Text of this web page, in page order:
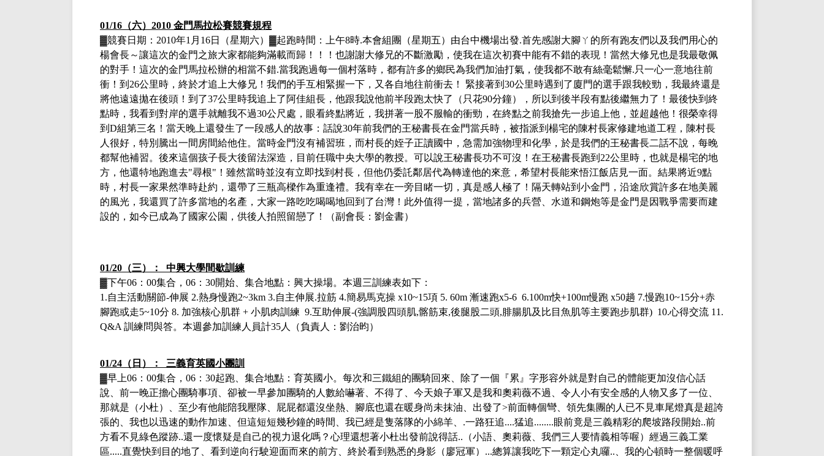
01/16（六）2010 金門馬拉松賽競賽規程
▓競賽日期： 2010年1月16日（星期六） ▓起跑時間： 上午8時.本會組團（星期五）由台中機場出發.首先感謝大腳ㄚ的所有跑友們以及我們用心的
楊會長～讓這次的金門之旅大家都能夠滿載而歸！！！也謝謝大修兄的不斷激勵，使我在這次初賽中能有不錯的表現！當然大修兄也是我最敬佩
的對手！這次的金門馬拉松辦的相當不錯.當我跑過每一個村落時，都有許多的鄉民為我們加油打氣，使我都不敢有絲毫鬆懈.只一心一意地往前
衝！到26公里時，終於才追上大修兄！我們的手互相緊握一下，又各自地往前衝去！
緊接著到 30公里時遇到了廈門的選手跟我較勁，我最終還是
將他遠遠拋在後頭！到了37公里時我追上了阿佳組長，他跟我說他前半段跑太快了（只花90分鐘），所以到後半段有點後繼無力了！最後快到終
點時，我看到對岸的選手就離我不過30公尺處，眼看終點將近，我拼著一股不服輸的衝勁，在終點之前我搶先一步追上他，並超越他！很榮幸得
到D組第三名！當天晚上還發生了一段感人的故事：話說30年前我們的王秘書長在金門當兵時，被指派到楊宅的陳村長家修建地道工程，陳村長
人很好，特別騰出一間房間給他住。當時金門沒有補習班，而村長的姪子正讀國中，急需加強物理和化學，於是我們的王秘書長二話不說，每晚
都幫他補習。後來這個孩子長大後留法深造，目前任職中央大學的教授。可以說王秘書長功不可沒！在王秘書長跑到22公里時，也就是楊宅的地
方，他還特地跑進去"尋根"！雖然當時並沒有立即找到村長，但他仍委託鄰居代為轉達他的來意，希望村長能來悟江飯店見一面。結果將近9點
時，村長一家果然準時赴約，還帶了三瓶高樑作為重逢禮。我有幸在一旁目睹一切，真是感人極了！隔天轉站到小金門，沿途欣賞許多在地美麗
的風光，我還買了許多當地的名產，大家一路吃吃喝喝地回到了台灣！此外值得一提，當地諸多的兵營、水道和鋼炮等是金門是因戰爭需要而建
設的，如今已成為了國家公園，供後人拍照留戀了！（副會長：劉金書）
01/20（三）： 中興大學間歇訓練
▓下午06：00集合，06：30開始、集合地點：興大操場。 本週三訓練表如下 ：
1.自主活動關節-伸展 2.熱身慢跑2~3km 3.自主伸展.拉筋 4.簡易馬克操 x10~15項 5. 60m 漸速跑x5-6 6.100m快+100m慢跑 x50趟 7.慢跑10~15分+赤
腳跑或走5~10分 8. 加強核心肌群 + 小肌肉訓練 9.互助伸展-(強調股四頭肌,髂筋束,後腿股二頭,腓腸肌及比目魚肌等主要跑步肌群) 10.心得交流 11.
Q&A 訓練問與答。 本週參加訓練人員計35人（負責人：劉治昀）
01/24（日）： 三義育英國小團訓
▓早上06：00集合，06：30起跑、集合地點：育英國小。 每次和三鐵組的團騎回來、除了一個『累』字形容外就是對自己的體能更加沒信心話
說、前一晚正擔心團騎事項、卻被一早參加團騎的人數給嚇著、不得了、今天娘子軍又是我和奧莉薇不過、令人小有安全感的人物又多了一位、
那就是（小杜）、至少有他能陪我壓隊、屁屁都還沒坐熱、腳底也還在暖身尚未抹油、出發了>前面轉個彎、領先集團的人已不見車尾燈真是超誇
張的、我也以迅速的動作加速、但這短短幾秒鐘的時間、我已經是隻落隊的小綿羊、.一路狂追....猛追........眼前竟是三義精彩的爬坡路段開始..前
方看不見綠色蹤跡..還一度懷疑是自己的視力退化嗎？心理還想著小杜出發前說得話..（小語、奧莉薇、我們三人要情義相等喔）經過三義工業
區.....直覺快到目的地了、看到逆向行駛迎面而來的前方、終於看到熟悉的身影（廖冠軍）...總算讓我吃下一顆定心丸囉..、我的心頓時一整個暖呼